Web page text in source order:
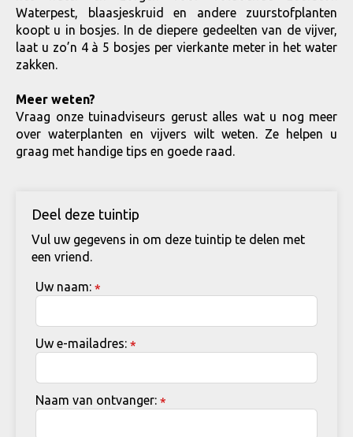
Waterpest, blaasjeskruid en andere zuurstofplanten
koopt u in bosjes. In de diepere gedeelten van de vijver,
laat u zo’n 4 à 5 bosjes per vierkante meter in het water
zakken.
Meer weten?
Vraag onze tuinadviseurs gerust alles wat u nog meer
over waterplanten en vijvers wilt weten. Ze helpen u
graag met handige tips en goede raad.
Deel deze tuintip
Vul uw gegevens in om deze tuintip te delen met
een vriend.
Uw naam: *
Uw e-mailadres: *
Naam van ontvanger: *